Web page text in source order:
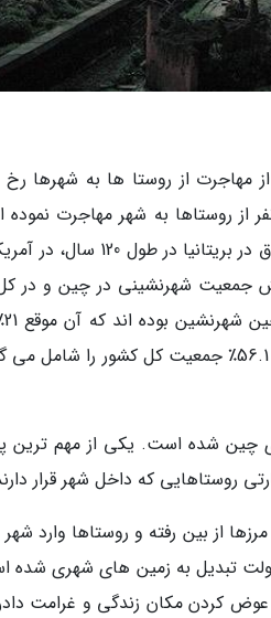
از روستا ها به شهرها رخ
تا به الان که در قرن 21ام هستیم بیش از 300 میلیون نفر از روستاها به شهر مهاجرت
نرخ شهرنشینی طی 24 سال از 17.9٪ (1978) به 39.1٪ (2002) رسیده است. این اتفاق در
نرخ افزایش جمعیت شهرنشینی در چین و در
آسیا از
جمعیت بوده است. این آمار در سال 2015 به حدود 771 میلیون نفر رسیده است که 56.1٪ جمعیت کل کشور
چین شده است. یکی از مهم ترین
از بین رفته و روستاها وارد
تبدیل به زمین های شهری شده
عوض کردن مکان زندگی و غرامت